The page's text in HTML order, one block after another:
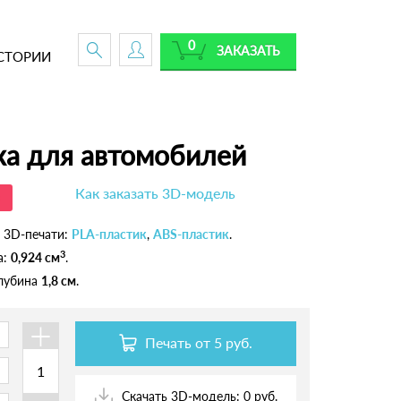
ЗАКАЗАТЬ
0
для автомобилей
Как заказать 3D-модель
печати: PLA-пластик, ABS-пластик.
0,924 см3.
1,8 см.
+
Печать от 5 руб.
Скачать 3D-модель: 0 руб.